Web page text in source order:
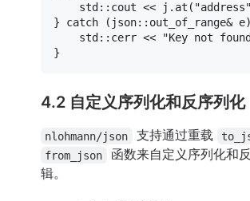
    std::cout << j.
at ( "address"
} catch (json::out_of_range&
    std::cerr <<
"Key not
4.2 自定义序列化和反序列化
nlohmann/json 支持通过重载
from_json
函数来自定义序列化和
辑。